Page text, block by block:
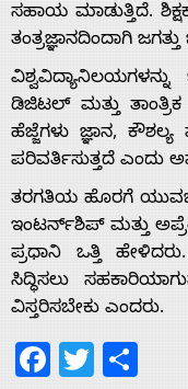
About
Us
Advertise
With
s
ಸಹಾಯ ಮಾಡುತ್ತಿದೆ.
ತಂತ್ರಜ್ಞಾನದಿಂದಾಗಿ
ಡಿಜಿಟಲ್ ಮತ್ತು
ಹೆಜ್ಜೆಗಳು ಜ್ಞಾನ,
ಪರಿವರ್ತಿಸುತ್ತದೆ ಎಂದು
ತರಗತಿಯ ಹೊರಗೆ
ಇಂಟರ್ನ್‌ಶಿಪ್ ಮತ್ತು
ಪ್ರಧಾನಿ ಒತ್ತಿ
ಸಿದ್ಧಿಸಲು
ವಿಸ್ತರಿಸಬೇಕು ಎಂದರು.
Facebook
Twitter